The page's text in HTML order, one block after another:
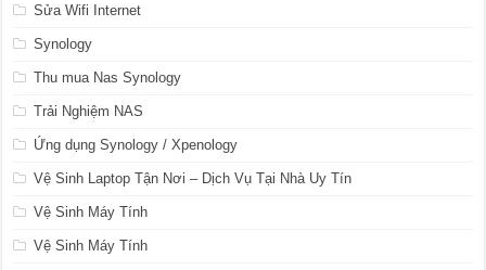
Sửa Wifi Internet
Synology
Thu mua Nas Synology
Trải Nghiệm NAS
Ứng dụng Synology / Xpenology
Vệ Sinh Laptop Tận Nơi – Dịch Vụ Tại Nhà Uy Tín
Vệ Sinh Máy Tính
Vệ Sinh Máy Tính